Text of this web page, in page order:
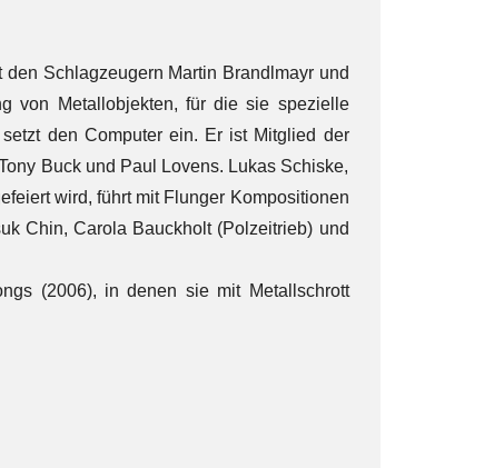
Schlagzeugern Martin Brandlmayr und
von Metallobjekten, für die sie spezielle
den Computer ein. Er ist Mitglied der
Buck und Paul Lovens. Lukas Schiske,
wird, führt mit Flunger Kompositionen
Chin, Carola Bauckholt (Polzeitrieb) und
(2006), in denen sie mit Metallschrott